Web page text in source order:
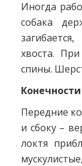
Иногда
собака
хвоста.
спины.
Конечности
Передние
и сбоку –
локтя